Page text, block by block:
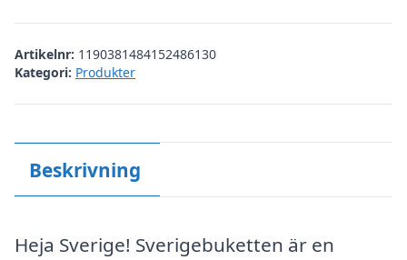
Artikelnr: 1190381484152486130
Kategori: Produkter
Beskrivning
Heja Sverige! Sverigebuketten är en